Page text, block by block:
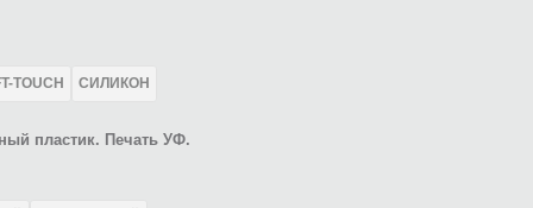
TOUCH СИЛИКОН
пластик. Печать УФ.